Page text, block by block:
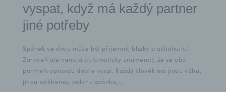
vyspat, když má každý partner
jiné potřeby
Spánek ve dvou může být příjemný, blízký a uklidňující.
Zároveň ale nemusí automaticky znamenat, že se oba
partneři opravdu dobře vyspí. Každý člověk má jinou váhu,
jinou oblíbenou polohu spánku,…